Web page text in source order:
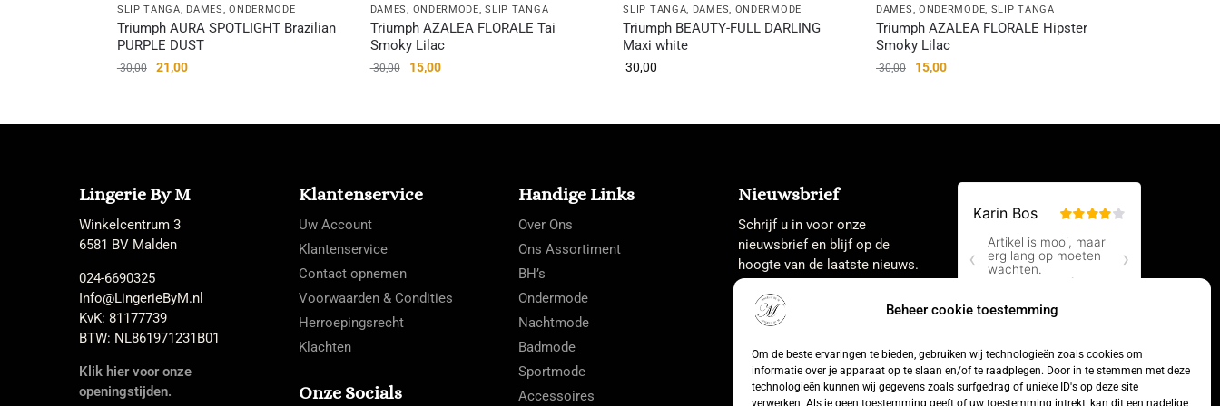
Beheer cookie toestemming
Om de beste ervaringen te bieden, gebruiken wij technologieën zoals cookies om
informatie over je apparaat op te slaan en/of te raadplegen. Door in te stemmen met deze
technologieën kunnen wij gegevens zoals surfgedrag of unieke ID's op deze site
verwerken. Als je geen toestemming geeft of uw toestemming intrekt, kan dit een nadelige
SLIP TANGA, DAMES,ONDERMODE
Triumph AURA SPOTLIGHT Brazilian
PURPLE DUST
30,00 21,00
DAMES, ONDERMODE,SLIP TANGA
Triumph AZALEA FLORALE Tai
Smoky Lilac
30,00 15,00
SLIP TANGA, DAMES, ONDERMODE
Triumph BEAUTY-FULL DARLING
Maxi white
30,00
DAMES, ONDERMODE, SLIP TANGA
Triumph AZALEA FLORALE Hipster
Smoky Lilac
30,00 15,00
Lingerie By M
Winkelcentrum 3
6581 BV Malden
024-6690325
Info@LingerieByM.nl
KvK: 81177739
BTW: NL861971231B01
Klik hier voor onze
openingstijden.
Klantenservice
Uw Account
Klantenservice
Contact opnemen
Voorwaarden & Condities
Herroepingsrecht
Klachten
Onze Socials
Handige Links
Over Ons
Ons Assortiment
BH’s
Ondermode
Nachtmode
Badmode
Sportmode
Accessoires
Nieuwsbrief
Schrijf u in voor onze
nieuwsbrief en blijf op de
hoogte van de laatste nieuws.